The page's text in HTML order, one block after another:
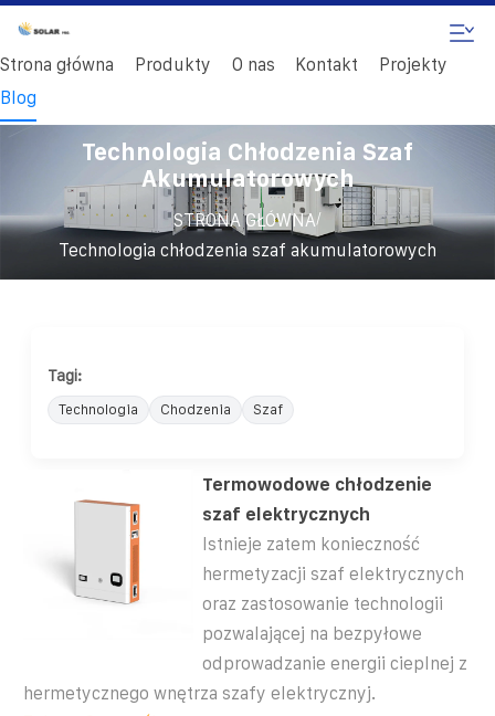
Strona główna Produkty O nas Kontakt
Projekty
Blog
Technologia Chłodzenia Szaf
Akumulatorowych
STRONA GŁÓWNA/
Technologia chłodzenia szaf akumulatorowych
Tagi:
Technologia Chodzenia Szaf
Termowodowe chłodzenie
szaf elektrycznych
Istnieje zatem konieczność
hermetyzacji szaf elektrycznych
oraz zastosowanie technologii
pozwalającej na bezpyłowe
odprowadzanie energii cieplnej z
hermetycznego wnętrza szafy elektrycznyj.